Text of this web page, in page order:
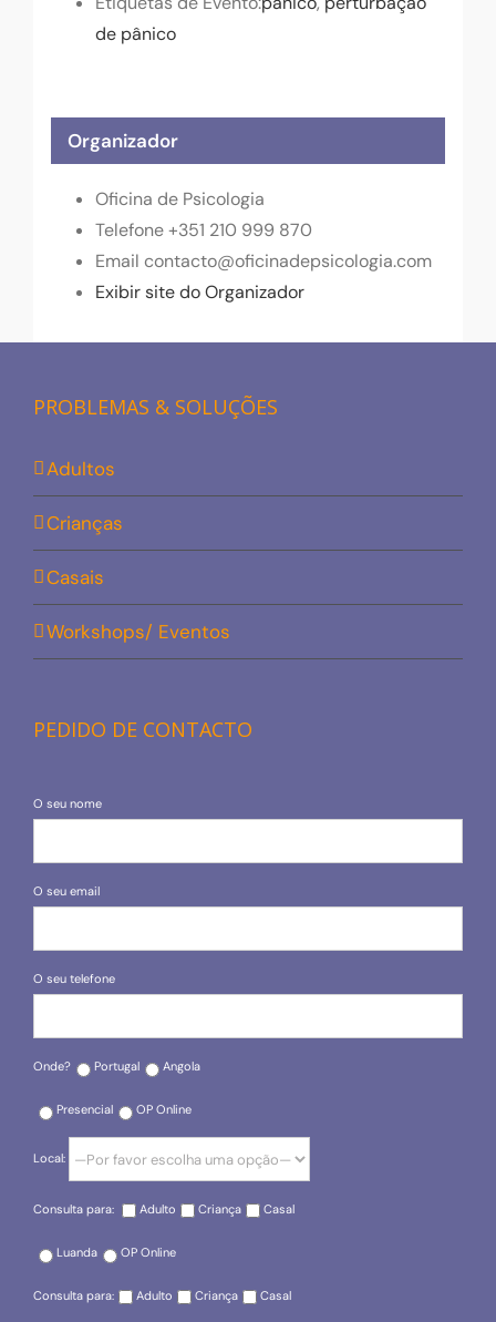
de pânico
Organizador
Oficina de Psicologia
Telefone+351 210 999 870
Email contacto@oficinadepsicologia.com
Exibir site do Organizador
PROBLEMAS & SOLUÇÕES
Adultos
Crianças
Casais
Workshops/ Eventos
PEDIDO DE CONTACTO
O seu nome
O seu email
O seu telefone
Onde? Portugal Angola
Presencial OP Online
Local:
Consulta para: Adulto Criança Casal
Luanda OP Online
Consulta para: Adulto Criança Casal